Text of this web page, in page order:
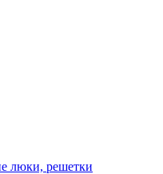
люки, решетки